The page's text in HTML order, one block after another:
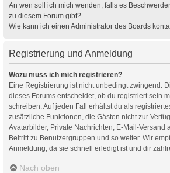
An wen soll ich mich wenden, falls es
zu diesem Forum gibt?
Wie kann ich einen Administrator des Boards
Registrierung und Anmeldung
Wozu muss ich mich registrieren?
Eine Registrierung ist nicht unbedingt zwingend.
dieses Forums entscheidet, ob du registriert sein
schreiben. Auf jeden Fall erhältst du als
zusätzliche Funktionen, die Gästen nicht zur
Avatarbilder, Private Nachrichten, E-Mail-Versand
Beitritt zu Benutzergruppen und so weiter. Wir
Anmeldung, da sie schnell erledigt ist und dir
Nach oben